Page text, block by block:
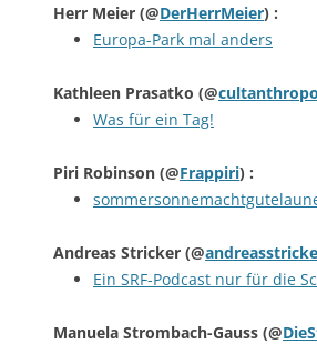
Herr Meier (@DerHerrMeier) :
Europa-Park mal anders
Kathleen Prasatko (@cultanthropo
Was für ein Tag!
Piri Robinson (@Frappiri) :
Andreas Stricker (@
Ein SRF-Podcast nur für die
Manuela Strombach-Gauss (@